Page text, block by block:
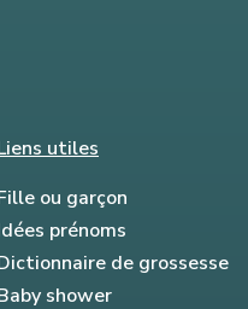
utiles
ou garçon
prénoms
de grossesse
shower